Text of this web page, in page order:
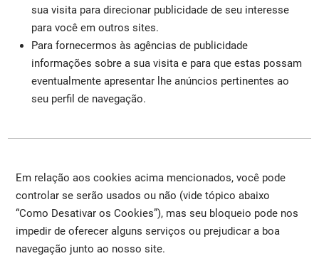
sua visita para direcionar publicidade de seu interesse
para você em outros sites.
Para fornecermos às agências de publicidade
informações sobre a sua visita e para que estas possam
eventualmente apresentar lhe anúncios pertinentes ao
seu perfil de navegação.
Em relação aos cookies acima mencionados, você pode
controlar se serão usados ou não (vide tópico abaixo
“Como Desativar os Cookies”), mas seu bloqueio pode nos
impedir de oferecer alguns serviços ou prejudicar a boa
navegação junto ao nosso site.